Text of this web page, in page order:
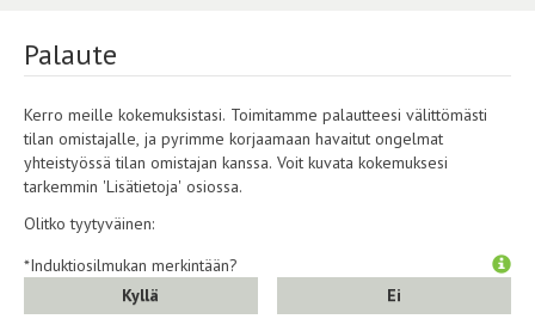
Palaute
Kerro meille kokemuksistasi. Toimitamme palautteesi välittömästi
tilan omistajalle, ja pyrimme korjaamaan havaitut ongelmat
yhteistyössä tilan omistajan kanssa. Voit kuvata kokemuksesi
tarkemmin 'Lisätietoja' osiossa.
Olitko tyytyväinen:
*Induktiosilmukan merkintään?
Kyllä
Ei